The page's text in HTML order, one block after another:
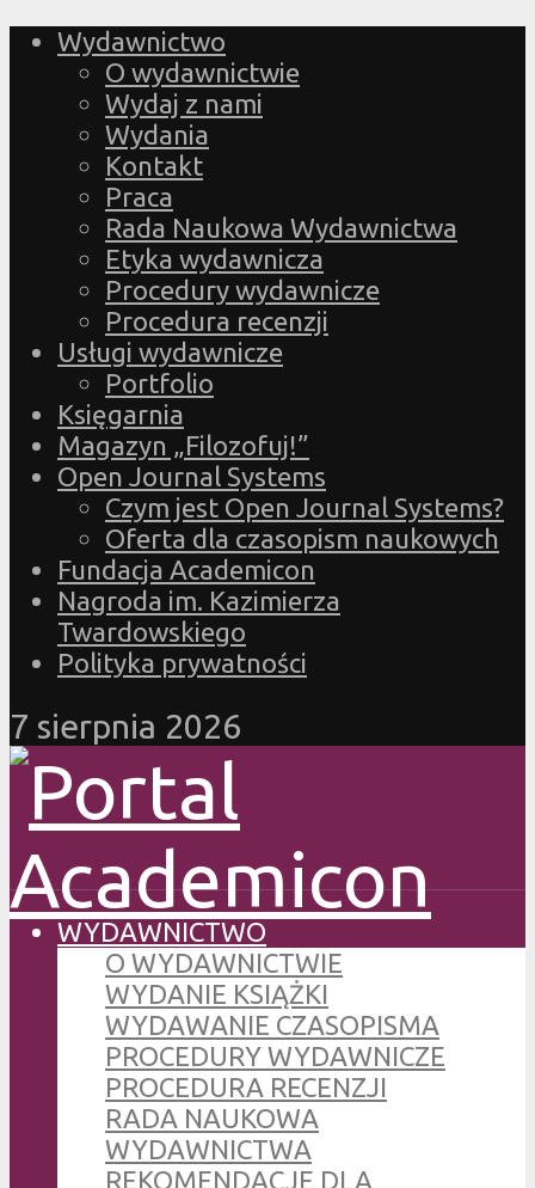
Wydawnictwo
O wydawnictwie
Wydaj z nami
Wydania
Kontakt
Praca
Rada Naukowa Wydawnictwa
Etyka wydawnicza
Procedury wydawnicze
Procedura recenzji
Usługi wydawnicze
Portfolio
Księgarnia
Magazyn „Filozofuj!”
Open Journal Systems
Czym jest Open Journal Systems?
Oferta dla czasopism naukowych
Fundacja Academicon
Nagroda im. Kazimierza
Twardowskiego
Polityka prywatności
7 sierpnia 2026
WYDAWNICTWO
O WYDAWNICTWIE
WYDANIE KSIĄŻKI
WYDAWANIE CZASOPISMA
PROCEDURY WYDAWNICZE
PROCEDURA RECENZJI
RADA NAUKOWA
WYDAWNICTWA
REKOMENDACJE DLA